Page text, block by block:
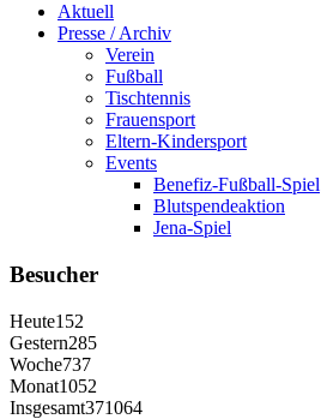
Aktuell
Presse / Archiv
Verein
Fußball
Tischtennis
Frauensport
Eltern-Kindersport
Events
Benefiz-Fußball-Spiel
Blutspendeaktion
Jena-Spiel
Besucher
Heute152
Gestern285
Woche737
Monat1052
Insgesamt371064